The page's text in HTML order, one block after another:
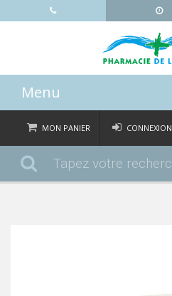
Menu
ACCUEIL
CATÉGORIES
MON PANIER
Commander
CONNEXION